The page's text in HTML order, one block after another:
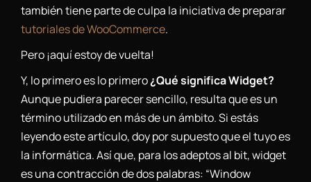
también tiene parte de culpa la iniciativa de preparar
tutoriales de WooCommerce.
Pero ¡aquí estoy de vuelta!
Y, lo primero es lo primero¿Qué significa Widget?
Aunque pudiera parecer sencillo, resulta que es un
término utilizado en más de un ámbito. Si estás
leyendo este artículo, doy por supuesto que el tuyo es
la informática. Así que, para los adeptos al bit, widget
es una contracción de dos palabras: “Window